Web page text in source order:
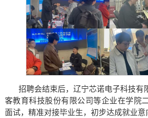
招聘会结束后，辽宁芯诺电子科技有
客教育科技股份有限公司等企业在学院
面试，精准对接毕业生，初步达成就业意